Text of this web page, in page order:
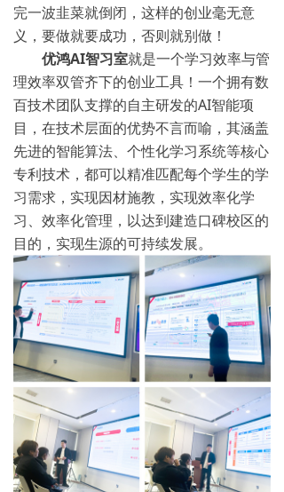
完一波韭菜就倒闭，这样的创业毫无意
义，要做就要成功，否则就别做！
优鸿AI智习室就是一个学习效率与管
理效率双管齐下的创业工具！一个拥有数
百技术团队支撑的自主研发的AI智能项
目，在技术层面的优势不言而喻，其涵盖
先进的智能算法、个性化学习系统等核心
专利技术，都可以精准匹配每个学生的学
习需求，实现因材施教，实现效率化学
习、效率化管理，以达到建造口碑校区的
目的，实现生源的可持续发展。